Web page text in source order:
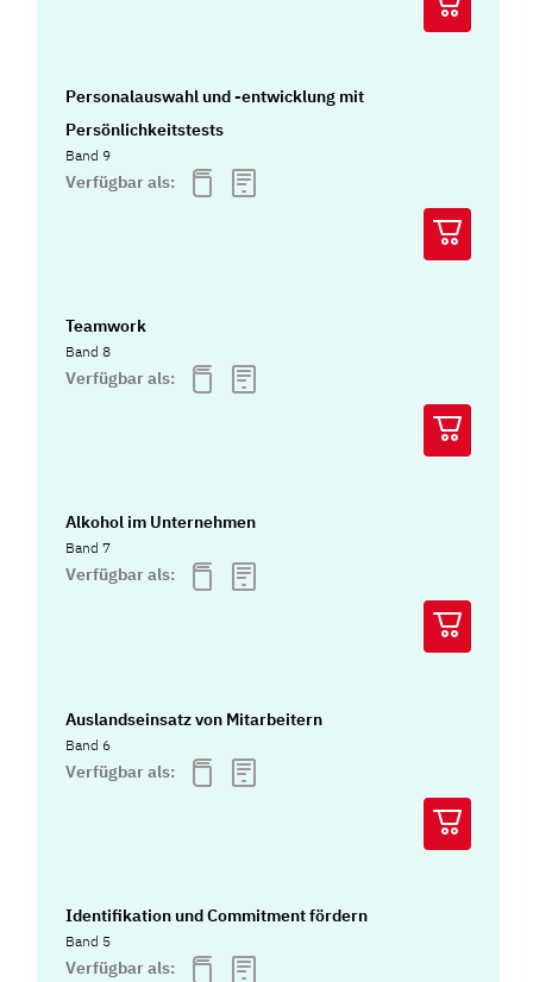
Personalauswahl und -entwicklung mit
Persönlichkeitstests
Band 9
Verfügbar als:
Teamwork
Band 8
Verfügbar als:
Alkohol im Unternehmen
Band 7
Verfügbar als:
Auslandseinsatz von Mitarbeitern
Band 6
Verfügbar als:
Identifikation und Commitment fördern
Band 5
Verfügbar als: